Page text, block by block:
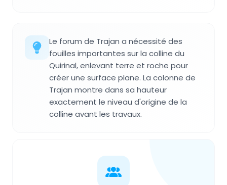
Le forum de Trajan a nécessité des
fouilles importantes sur la colline du
Quirinal, enlevant terre et roche pour
créer une surface plane. La colonne de
Trajan montre dans sa hauteur
exactement le niveau d'origine de la
colline avant les travaux.